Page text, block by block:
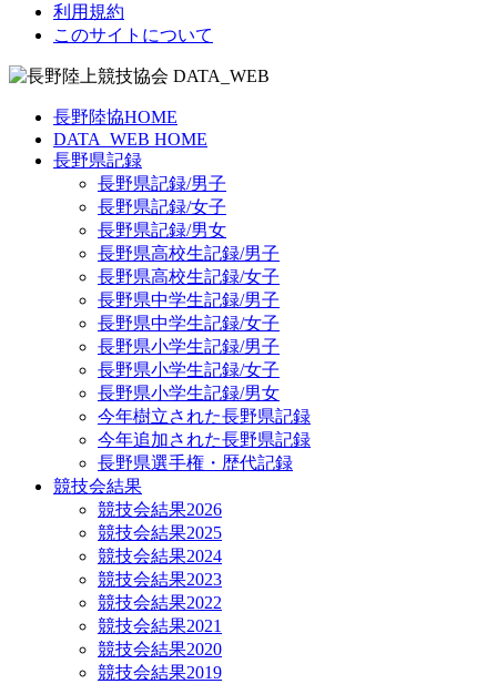
利用規約
このサイトについて
長野陸協HOME
DATA_WEB HOME
長野県記録
長野県記録/男子
長野県記録/女子
長野県記録/男女
長野県高校生記録/男子
長野県高校生記録/女子
長野県中学生記録/男子
長野県中学生記録/女子
長野県小学生記録/男子
長野県小学生記録/女子
長野県小学生記録/男女
今年樹立された長野県記録
今年追加された長野県記録
長野県選手権・歴代記録
競技会結果
競技会結果2026
競技会結果2025
競技会結果2024
競技会結果2023
競技会結果2022
競技会結果2021
競技会結果2020
競技会結果2019